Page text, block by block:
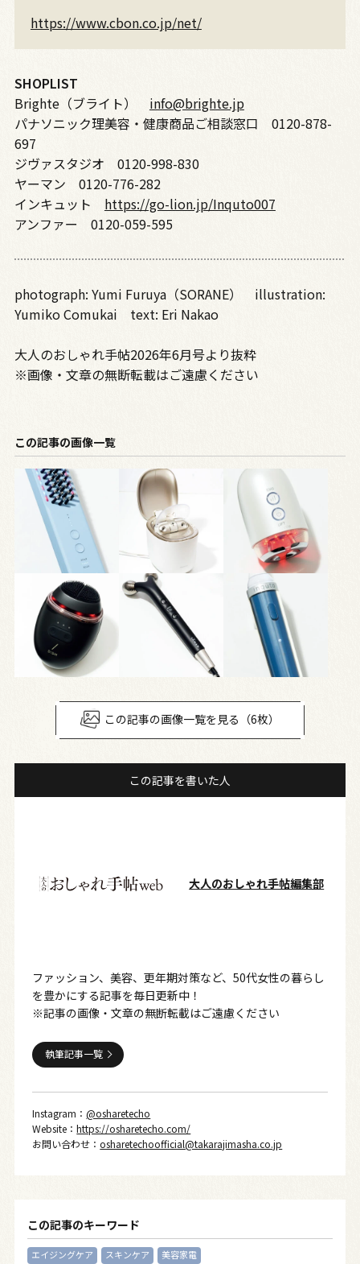
https://www.cbon.co.jp/net/
SHOPLIST
Brighte（ブライト） info@brighte.jp
パナソニック理美容・健康商品ご相談窓口 0120-878-
697
ジヴァスタジオ 0120-998-830
ヤーマン 0120-776-282
インキュット https://go-lion.jp/Inquto007
アンファー 0120-059-595
photograph: Yumi Furuya（SORANE） illustration:
Yumiko Comukai text: Eri Nakao
大人のおしゃれ手帖2026年6月号より抜粋
※画像・文章の無断転載はご遠慮ください
この記事の画像一覧
この記事の画像一覧を見る（6枚）
この記事を書いた人
大人のおしゃれ手帖編集部
ファッション、美容、更年期対策など、50代女性の暮らし
を豊かにする記事を毎日更新中！
※記事の画像・文章の無断転載はご遠慮ください
執筆記事一覧
Instagram：@osharetecho
Website：https://osharetecho.com/
お問い合わせ：osharetechoofficial@takarajimasha.co.jp
この記事のキーワード
エイジングケア スキンケア 美容家電